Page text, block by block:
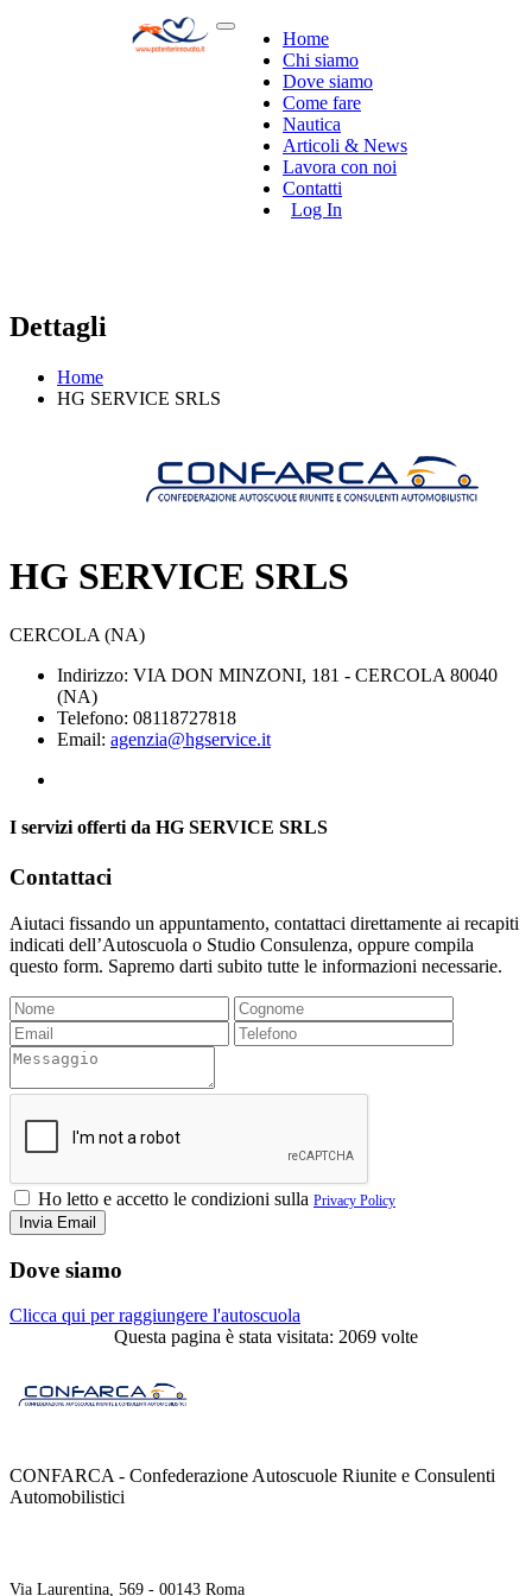
Home
Chi siamo
Dove siamo
Come fare
Nautica
Articoli & News
Lavora con noi
Contatti
Log In
Dettagli
Home
HG SERVICE SRLS
HG SERVICE SRLS
CERCOLA (NA)
Indirizzo: VIA DON MINZONI, 181 - CERCOLA 80040
(NA)
Telefono: 08118727818
Email: agenzia@hgservice.it
I servizi offerti da HG SERVICE SRLS
Contattaci
Aiutaci fissando un appuntamento, contattaci direttamente ai recapiti
indicati dell’Autoscuola o Studio Consulenza, oppure compila
questo form. Sapremo darti subito tutte le informazioni necessarie.
Ho letto e accetto le condizioni sulla Privacy Policy
Dove siamo
Clicca qui per raggiungere l'autoscuola
Questa pagina è stata visitata: 2069 volte
CONFARCA - Confederazione Autoscuole Riunite e Consulenti
Automobilistici
Via Laurentina, 569 - 00143 Roma